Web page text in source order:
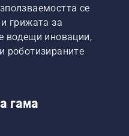
се
грижата за
водещи иновации,
роботизираните
гама